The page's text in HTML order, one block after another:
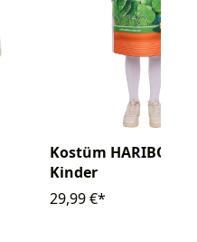
Kostüm HARIBO
Kinder
29,99 €*